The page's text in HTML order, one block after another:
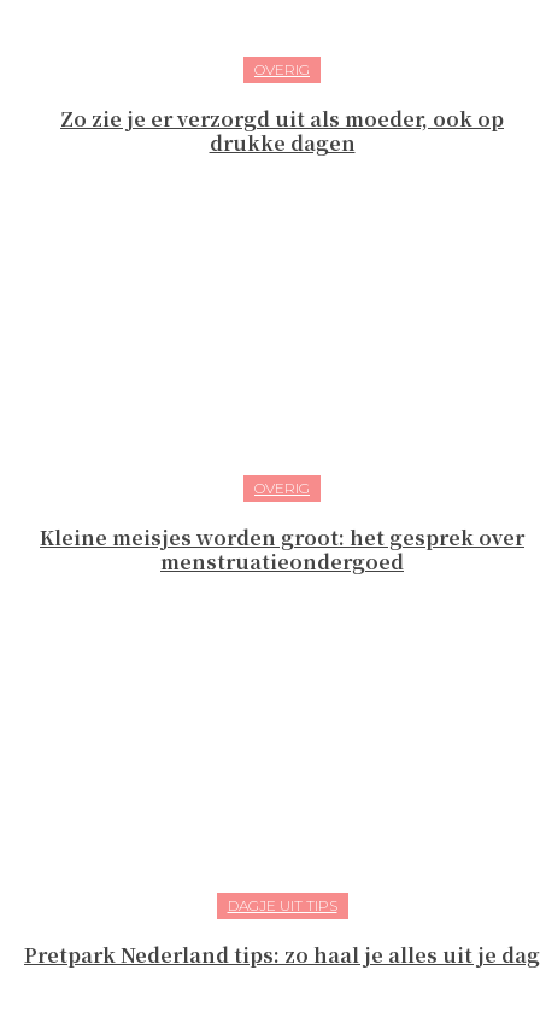
OVERIG
Zo zie je er verzorgd uit als moeder, ook op
drukke dagen
OVERIG
Kleine meisjes worden groot: het gesprek over
menstruatieondergoed
DAGJE UIT TIPS
Pretpark Nederland tips: zo haal je alles uit je dag